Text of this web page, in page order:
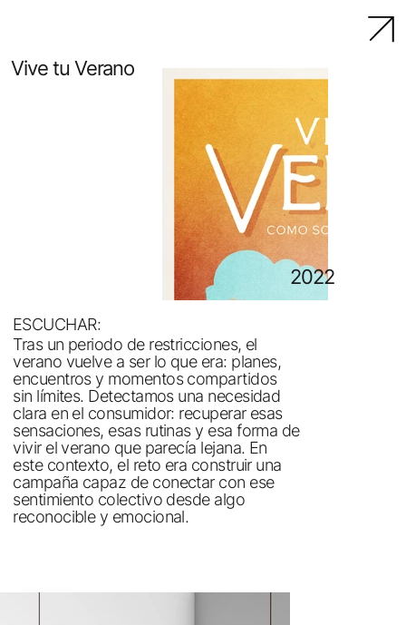
Vive tu Verano
2022
ESCUCHAR:
Tras un periodo de restricciones, el
verano vuelve a ser lo que era: planes,
encuentros y momentos compartidos
sin límites. Detectamos una necesidad
clara en el consumidor: recuperar esas
sensaciones, esas rutinas y esa forma de
vivir el verano que parecía lejana. En
este contexto, el reto era construir una
campaña capaz de conectar con ese
sentimiento colectivo desde algo
reconocible y emocional.